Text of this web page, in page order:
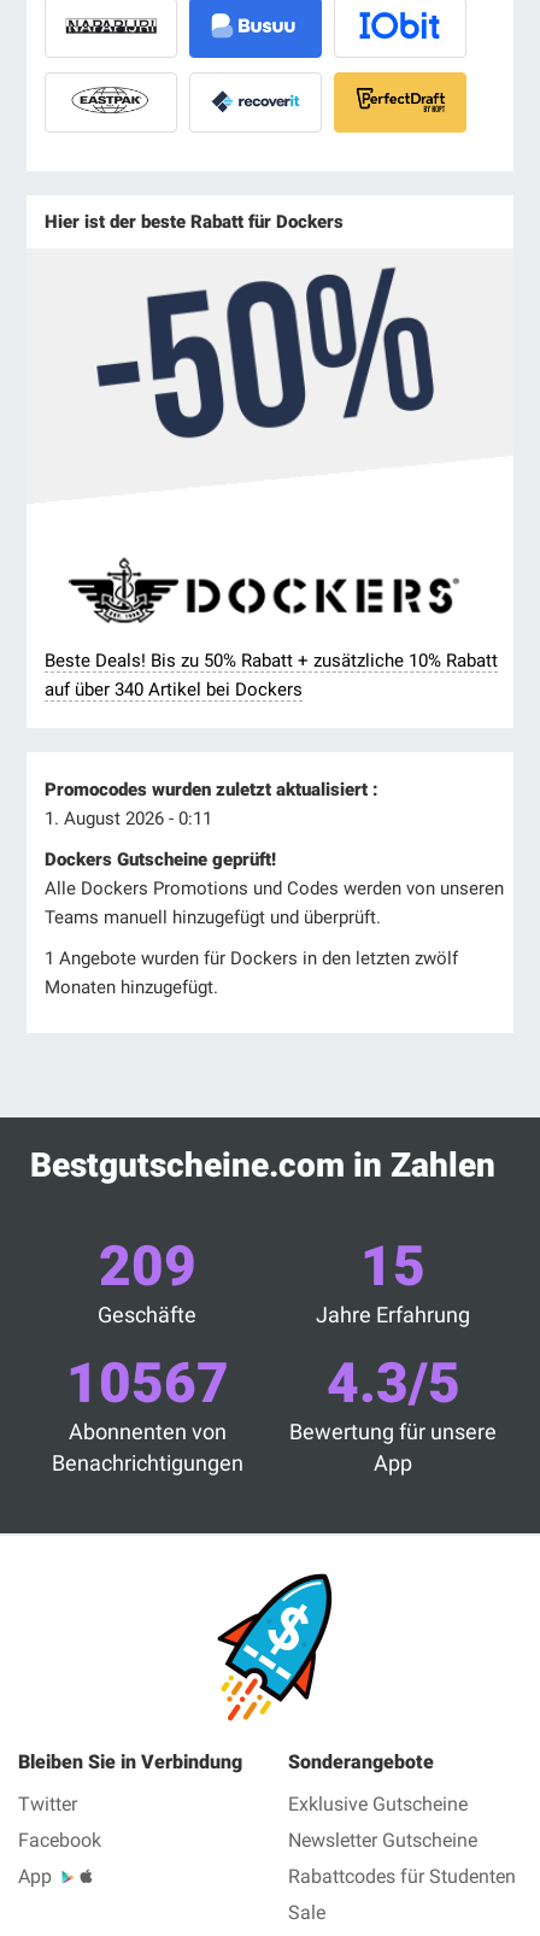
Hier ist der beste Rabatt für Dockers
Beste Deals! Bis zu 50% Rabatt + zusätzliche 10% Rabatt
auf über 340 Artikel bei Dockers
Promocodes wurden zuletzt aktualisiert :
1. August 2026 - 0:11
Dockers Gutscheine geprüft!
Alle Dockers Promotions und Codes werden von unseren
Teams manuell hinzugefügt und überprüft.
1 Angebote wurden für Dockers in den letzten zwölf
Monaten hinzugefügt.
Bestgutscheine.com in Zahlen
209
Geschäfte
15
Jahre Erfahrung
10567
Abonnenten von
Benachrichtigungen
4.3/5
Bewertung für unsere
App
Bleiben Sie in Verbindung
Twitter
Facebook
App
Sonderangebote
Exklusive Gutscheine
Newsletter Gutscheine
Rabattcodes für Studenten
Sale